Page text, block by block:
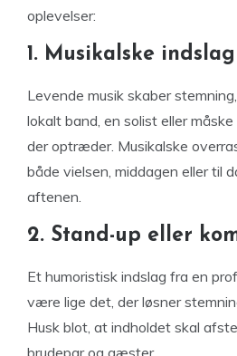
oplevelser:
1. Musikalske indslag
Levende musik skaber
lokalt band, en solist eller
der optræder. Musikalske
både vielsen, middagen eller til
aftenen.
2. Stand-up eller
Et humoristisk indslag fra en
være lige det, der løsner
Husk blot, at indholdet skal
brudepar og gæster.